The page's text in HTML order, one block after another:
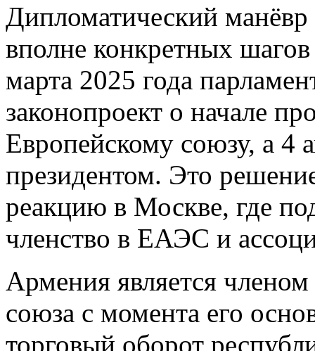
Дипломатический
вполне конкретных
марта 2025 года
законопроект о начале
Европейскому союзу, а 4
президентом. Это
реакцию в Москве, где
членство в ЕАЭС и
Армения является
союза с момента его
торговый оборот